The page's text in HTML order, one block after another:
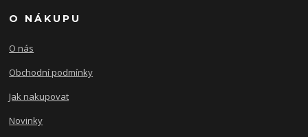
O NÁKUPU
O nás
Obchodní podmínky
Jak nakupovat
Novinky